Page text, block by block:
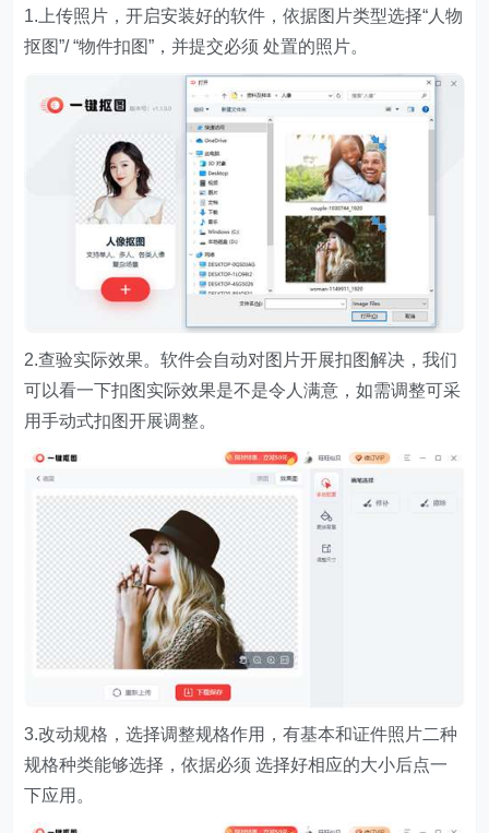
1.上传照片，开启安装好的软件，依据图片类型选择“人物
抠图”/ “物件扣图”，并提交必须 处置的照片。
2.查验实际效果。软件会自动对图片开展扣图解决，我们
可以看一下扣图实际效果是不是令人满意，如需调整可采
用手动式扣图开展调整。
3.改动规格，选择调整规格作用，有基本和证件照片二种
规格种类能够选择，依据必须 选择好相应的大小后点一
下应用。